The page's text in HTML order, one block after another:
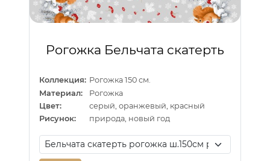
Рогожка Бельчата скатерть
Коллекция: Рогожка 150 см.
Материал:
Рогожка
Цвет:
серый, оранжевый, красный
Рисунок:
природа, новый год